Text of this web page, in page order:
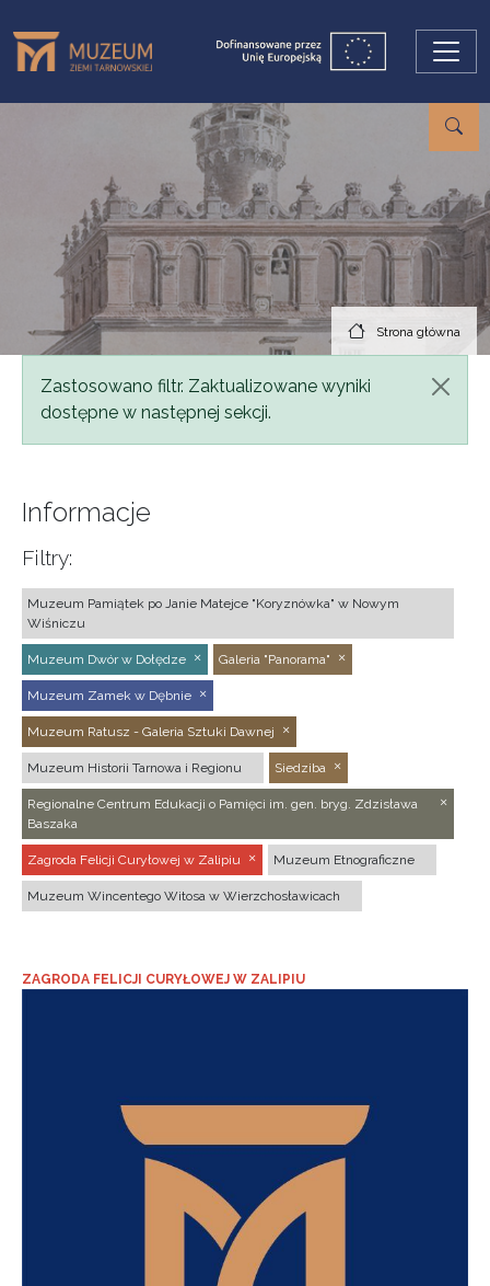
Strona główna
Komunikat
Zastosowano filtr. Zaktualizowane wyniki
dostępne w następnej sekcji.
Informacje
Filtry:
Muzeum Pamiątek po Janie Matejce "Koryznówka" w Nowym
Wiśniczu
Muzeum Dwór w Dołędze Galeria "Panorama"
Muzeum Zamek w Dębnie
Muzeum Ratusz - Galeria Sztuki Dawnej
Muzeum Historii Tarnowa i Regionu Siedziba
Regionalne Centrum Edukacji o Pamięci im. gen. bryg. Zdzisława
Baszaka
Zagroda Felicji Curyłowej w Zalipiu Muzeum Etnograficzne
Muzeum Wincentego Witosa w Wierzchosławicach
ZAGRODA FELICJI CURYŁOWEJ W ZALIPIU